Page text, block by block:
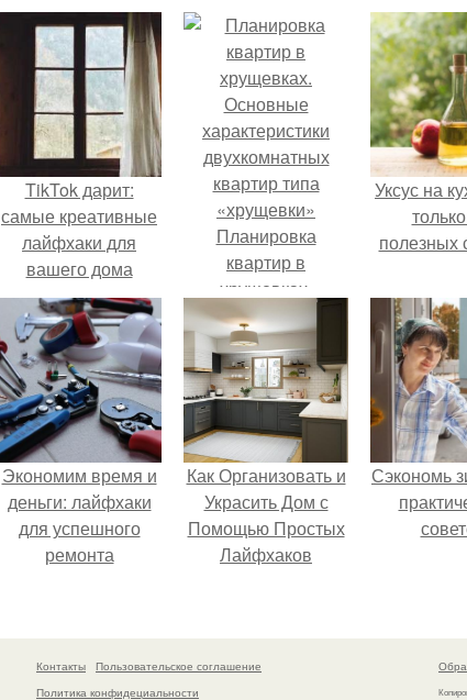
TikTok дарит:
самые креативные
лайфхаки для
вашего дома
Планировка
квартир в
хрущевках.
Основные
характеристики
двухкомнатных
квартир типа
«хрущевки»
Уксус на
полезных
Экономим время и
деньги: лайфхаки
для успешного
ремонта
Как Организовать и
Украсить Дом с
Помощью Простых
Лайфхаков
Сэкономь
Контакты
Пользовательское соглашение
Политика конфидециальности